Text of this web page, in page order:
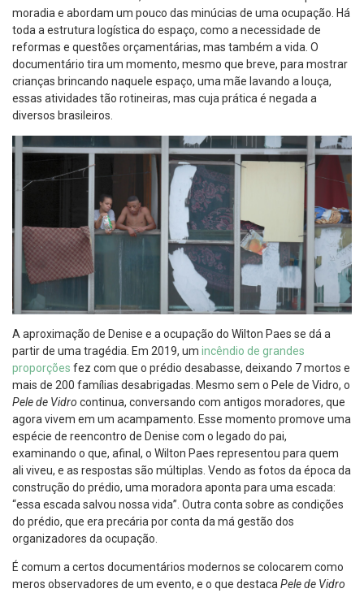
moradia e abordam um pouco das minúcias de uma ocupação. Há
toda a estrutura logística do espaço, como a necessidade de
reformas e questões orçamentárias, mas também a vida. O
documentário tira um momento, mesmo que breve, para mostrar
crianças brincando naquele espaço, uma mãe lavando a louça,
essas atividades tão rotineiras, mas cuja prática é negada a
diversos brasileiros.
A aproximação de Denise e a ocupação do Wilton Paes se dá a
partir de uma tragédia. Em 2019, um incêndio de grandes
proporções fez com que o prédio desabasse, deixando 7 mortos e
mais de 200 famílias desabrigadas. Mesmo sem o Pele de Vidro, o
Pele de Vidro continua, conversando com antigos moradores, que
agora vivem em um acampamento. Esse momento promove uma
espécie de reencontro de Denise com o legado do pai,
examinando o que, afinal, o Wilton Paes representou para quem
ali viveu, e as respostas são múltiplas. Vendo as fotos da época da
construção do prédio, uma moradora aponta para uma escada:
“essa escada salvou nossa vida”. Outra conta sobre as condições
do prédio, que era precária por conta da má gestão dos
organizadores da ocupação.
É comum a certos documentários modernos se colocarem como
meros observadores de um evento, e o que destaca Pele de Vidro